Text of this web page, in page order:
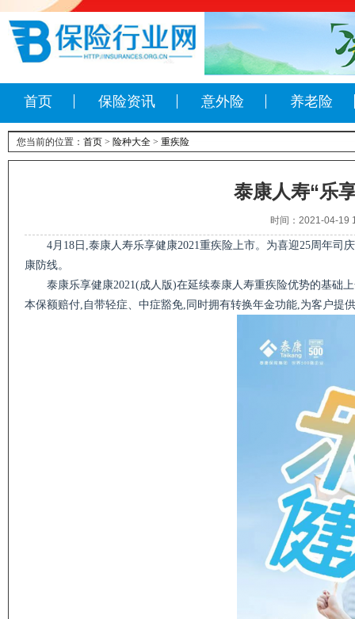
首页 保险资讯 意外险 养老险
您当前的位置： 首页 > 险种大全 > 重疾险
泰康人寿“乐
时间：2021-04-19
4月18日,泰康人寿乐享健康2021重疾险上市。为喜迎25周年
康防线。
泰康乐享健康2021(成人版)在延续泰康人寿重疾险优势的基础
本保额赔付,自带轻症、中症豁免,同时拥有转换年金功能,为客户提